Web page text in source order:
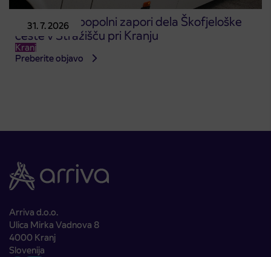
31. 7. 2026
Obvestilo o popolni zapori dela Škofjeloške
ceste v Stražišču pri Kranju
Kranj
Preberite objavo
Arriva d.o.o.
Ulica Mirka Vadnova 8
4000 Kranj
Slovenija